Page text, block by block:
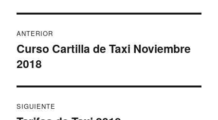
de
entradas
ANTERIOR
Entrada
anterior:
Curso Cartilla de Taxi Noviembre
2018
SIGUIENTE